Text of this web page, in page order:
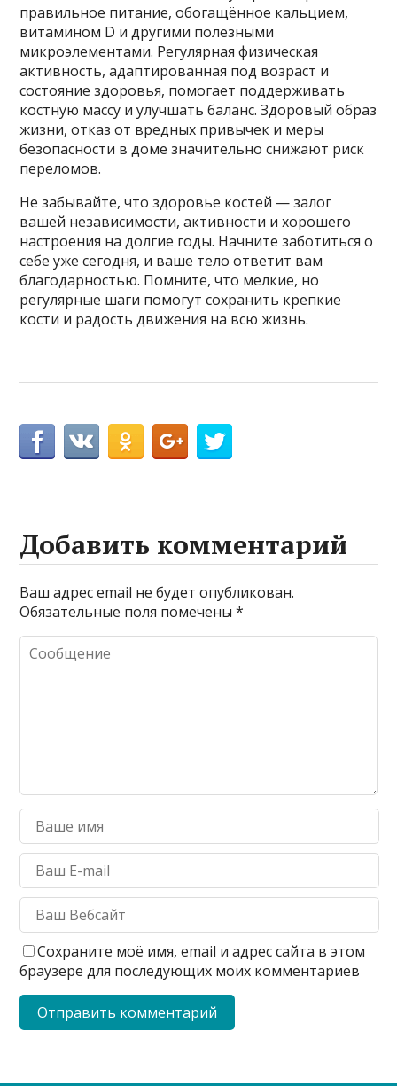
правильное питание, обогащённое кальцием,
витамином D и другими полезными
микроэлементами. Регулярная физическая
активность, адаптированная под возраст и
состояние здоровья, помогает поддерживать
костную массу и улучшать баланс. Здоровый образ
жизни, отказ от вредных привычек и меры
безопасности в доме значительно снижают риск
переломов.
Не забывайте, что здоровье костей — залог
вашей независимости, активности и хорошего
настроения на долгие годы. Начните заботиться о
себе уже сегодня, и ваше тело ответит вам
благодарностью. Помните, что мелкие, но
регулярные шаги помогут сохранить крепкие
кости и радость движения на всю жизнь.
Добавить комментарий
Ваш адрес email не будет опубликован.
Обязательные поля помечены*
Сохраните моё имя, email и адрес сайта в этом
браузере для последующих моих комментариев